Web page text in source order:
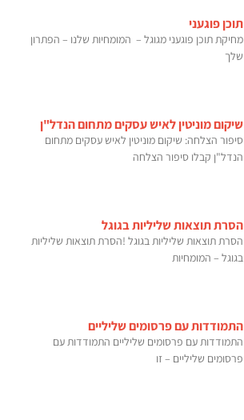
תוכן פוגעני
מחיקת תוכן פוגעני מגוגל – המומחיות שלנו – הפתרון
שלך
שיקום מוניטין לאיש עסקים מתחום הנדל"ן
סיפור הצלחה: שיקום מוניטין לאיש עסקים מתחום
הנדל"ן קבלו סיפור הצלחה
הסרת תוצאות שליליות בגוגל
הסרת תוצאות שליליות בגוגל !הסרת תוצאות שליליות
בגוגל – המומחיות
התמודדות עם פרסומים שליליים
התמודדות עם פרסומים שליליים התמודדות עם
פרסומים שליליים – זו